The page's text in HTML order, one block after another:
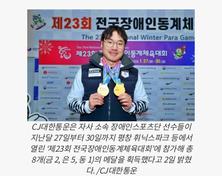
CJ대한통운은 자사 소속 장애인스포츠단 선수들이
지난달 27일부터 30일까지 평창 휘닉스파크 등에서
열린 ‘제23회 전국장애인동계체육대회’에 참가해 총
8개(금 2, 은 5, 동 1)의 메달을 획득했다고 2일 밝혔
다. /CJ대한통운